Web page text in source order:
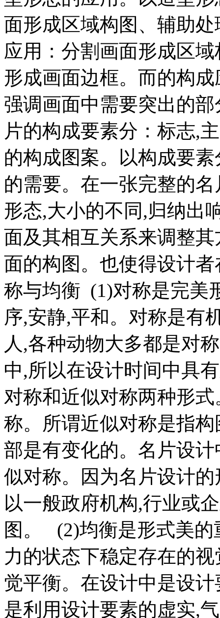
面形成区域构图、辅助
应用：分割画面形成区
形成画面边框。而的构
强调画面中需要突出的
片的构成要素分：标志,
的构成图案。以构成要
的需要。在一张完整的
形态,大小的不同,归纳出
面及其相互关系来调整
面的构图。也使得设计
称与均衡 (1)对称是完美
序,安静,平和。对称是有
人,各种动物大多都是对
中,所以在设计时间中具
对称和近似对称两种形
称。所谓近似对称是指
部是有变化的。名片设
似对称。因为名片设计
以一般政府机构,行业或
图。 (2)均衡是形式美的
力的状态下稳定存在的
觉平衡。在设计中是设
是利用设计要素的虚实,